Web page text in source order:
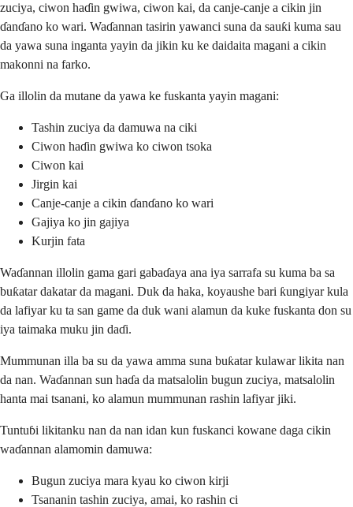
zuciya, ciwon haɗin gwiwa, ciwon kai, da canje-canje a cikin jin
ɗanɗano ko wari. Waɗannan tasirin yawanci suna da sauƙi kuma sau
da yawa suna inganta yayin da jikin ku ke daidaita magani a cikin
makonni na farko.
Ga illolin da mutane da yawa ke fuskanta yayin magani:
Tashin zuciya da damuwa na ciki
Ciwon haɗin gwiwa ko ciwon tsoka
Ciwon kai
Jirgin kai
Canje-canje a cikin ɗanɗano ko wari
Gajiya ko jin gajiya
Kurjin fata
Waɗannan illolin gama gari gabaɗaya ana iya sarrafa su kuma ba sa
buƙatar dakatar da magani. Duk da haka, koyaushe bari ƙungiyar kula
da lafiyar ku ta san game da duk wani alamun da kuke fuskanta don su
iya taimaka muku jin daɗi.
Mummunan illa ba su da yawa amma suna buƙatar kulawar likita nan
da nan. Waɗannan sun haɗa da matsalolin bugun zuciya, matsalolin
hanta mai tsanani, ko alamun mummunan rashin lafiyar jiki.
Tuntuɓi likitanku nan da nan idan kun fuskanci kowane daga cikin
waɗannan alamomin damuwa:
Bugun zuciya mara kyau ko ciwon kirji
Tsananin tashin zuciya, amai, ko rashin ci